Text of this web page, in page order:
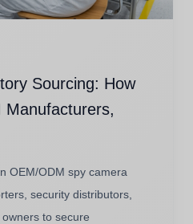
Sourcing: How
Manufacturers,
OEM/ODM spy camera
security distributors,
to secure